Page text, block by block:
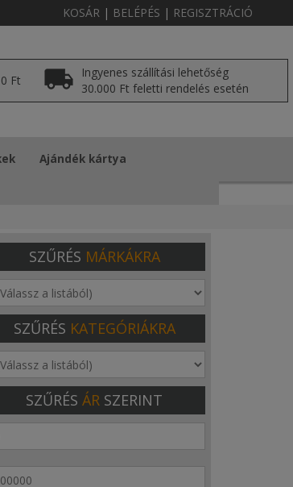
KOSÁR | BELÉPÉS | REGISZTRÁCIÓ
0 Ft
Ingyenes szállítási lehetőség
30.000 Ft feletti rendelés esetén
Ajándék kártya
SZŰRÉS MÁRKÁKRA
SZŰRÉS KATEGÓRIÁKRA
SZŰRÉS ÁR SZERINT